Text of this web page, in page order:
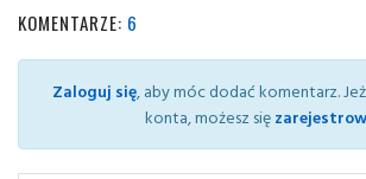
KOMENTARZE: 6
Zaloguj się, aby móc dodać komentarz.
konta, możesz się